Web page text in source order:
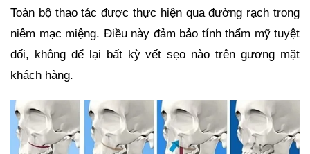
Toàn bộ thao tác được thực hiện qua đường rạch trong
niêm mạc miệng. Điều này đảm bảo tính thẩm mỹ tuyệt
đối, không để lại bất kỳ vết sẹo nào trên gương mặt
khách hàng.